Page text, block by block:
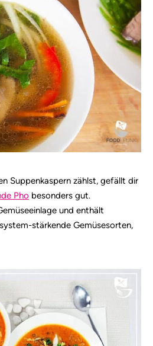
Suppenkaspern zählst, gefällt dir
Pho besonders gut.
und enthält
stärkende Gemüsesorten,